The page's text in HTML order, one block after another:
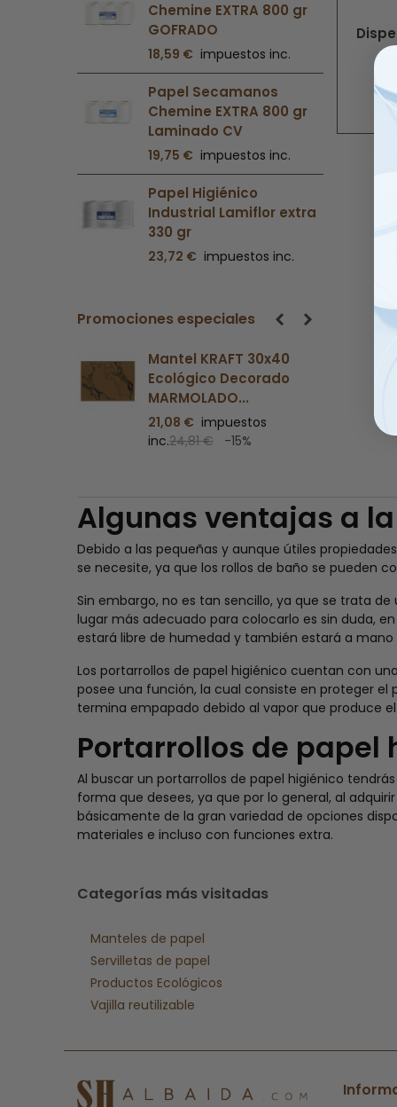
Chemine EXTRA 800 gr
GOFRADO
18,59 € impuestos inc.
Papel Secamanos
Chemine EXTRA 800 gr
Laminado CV
19,75 € impuestos inc.
Papel Higiénico
Industrial Lamiflor extra
330 gr
23,72 € impuestos inc.
Promociones especiales
Mantel KRAFT 30x40
Ecológico Decorado
HOJA 1000UDS
21,08 € impuestos
inc.24,81 € -15%
Algunas ventajas a
Debido a las pequeñas y aunque útiles
se necesite, ya que los rollos de baño se pueden
Sin embargo, no es tan sencillo, ya que se trata
lugar más adecuado para colocarlo es sin duda,
estará libre de humedad y también estará a
Los portarrollos de papel higiénico cuentan con
posee una función, la cual consiste en proteger
termina empapado debido al vapor que produce
Portarrollos de
Al buscar un portarrollos de papel higiénico
forma que desees, ya que por lo general, al
básicamente de la gran variedad de opciones
materiales e incluso con funciones extra.
Categorías más visitadas
Manteles de papel
Servilletas de papel
Productos Ecológicos
Vajilla reutilizable